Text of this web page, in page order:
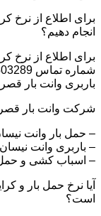
انجام دهیم؟
باربری وانت بار
شرکت وانت بار قصر
– حمل بار وانت
– باربری وانت
– اسباب کشی و حمل
است؟